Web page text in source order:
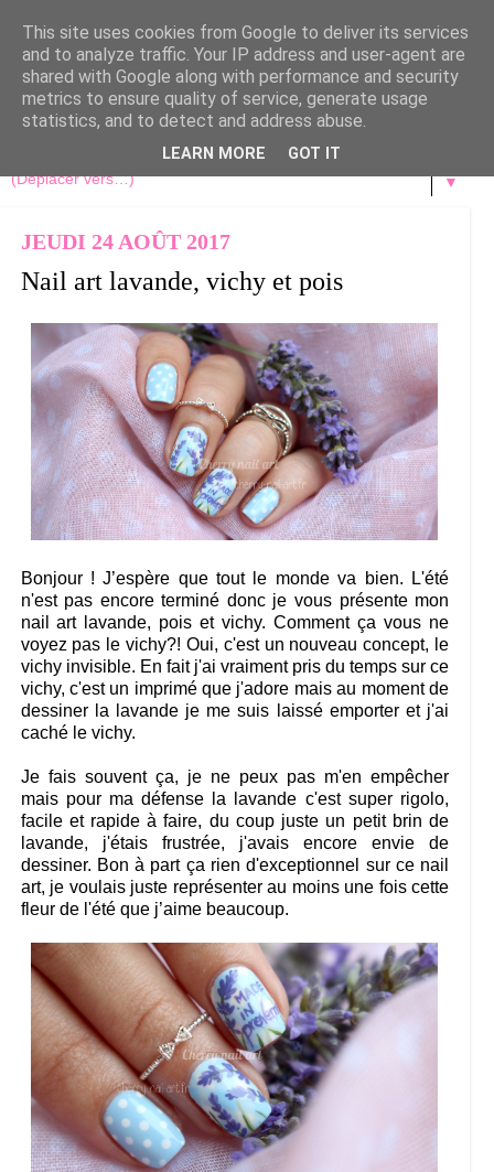
▼
JEUDI 24 AOÛT 2017
Nail art lavande, vichy et pois
Bonjour ! J’espère que tout le monde va bien. L'été
n'est pas encore terminé donc je vous présente mon
nail art lavande, pois et vichy. Comment ça vous ne
voyez pas le vichy?! Oui, c'est un nouveau concept, le
vichy invisible. En fait j'ai vraiment pris du temps sur ce
vichy, c'est un imprimé que j'adore mais au moment de
dessiner la lavande je me suis laissé emporter et j'ai
caché le vichy.
Je fais souvent ça, je ne peux pas m'en empêcher
mais pour ma défense la lavande c'est super rigolo,
facile et rapide à faire, du coup juste un petit brin de
lavande, j'étais frustrée, j'avais encore envie de
dessiner. Bon à part ça rien d'exceptionnel sur ce nail
art, je voulais juste représenter au moins une fois cette
fleur de l'été que j’aime beaucoup.
This site uses cookies from Google to deliver its services
and to analyze traffic. Your IP address and user-agent are
shared with Google along with performance and security
metrics to ensure quality of service, generate usage
statistics, and to detect and address abuse.
LEARN MORE GOT IT